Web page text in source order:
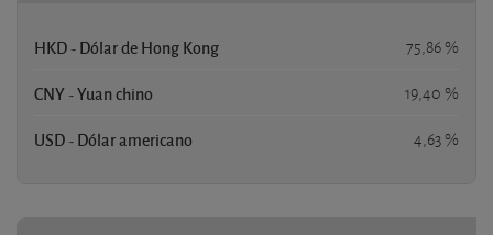
HKD - Dólar de Hong Kong 75,86 %
CNY - Yuan chino 19,40 %
USD - Dólar americano 4,63 %